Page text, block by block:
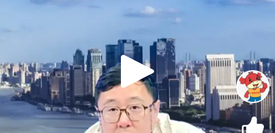
Play
Video